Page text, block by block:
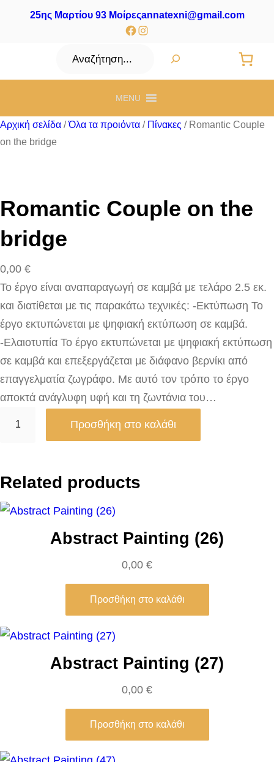
25ης Μαρτίου 93 Μοίρεςannatexni@gmail.com
Facebook
Instagram
Αναζήτηση
MENU
Αρχική σελίδα /Όλα τα προιόντα / Πίνακες / Romantic Couple
on the bridge
Romantic Couple on the
bridge
0,00 €
Το έργο είναι αναπαραγωγή σε καμβά με τελάρο 2.5 εκ.
και διατίθεται με τις παρακάτω τεχνικές: -Εκτύπωση Το
έργο εκτυπώνεται με ψηφιακή εκτύπωση σε καμβά.
-Ελαιοτυπία Το έργο εκτυπώνεται με ψηφιακή εκτύπωση
σε καμβά και επεξεργάζεται με διάφανο βερνίκι από
επαγγελματία ζωγράφο. Με αυτό τον τρόπο το έργο
αποκτά ανάγλυφη υφή και τη ζωντάνια του…
n
t
l
Προσθήκη στο καλάθι
Related products
Abstract Painting (26)
0,00 €
Προσθήκη στο καλάθι
Abstract Painting (27)
0,00 €
Προσθήκη στο καλάθι